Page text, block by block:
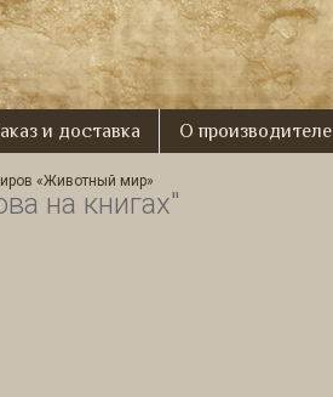
и доставка О производителе
«Животный мир»
на книгах"